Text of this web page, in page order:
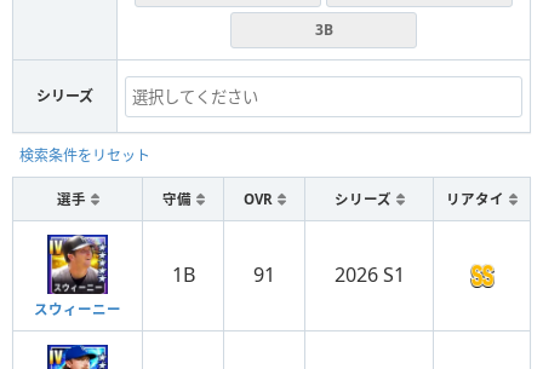
3B
シリーズ
検索条件をリセット
選手 守備 OVR シリーズ リアタイ
スウィーニー
1B 91 2026 S1